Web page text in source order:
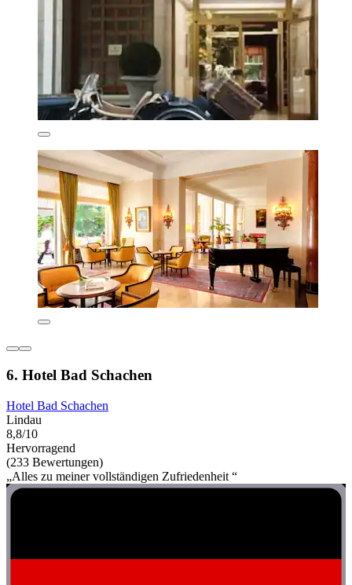
6. Hotel Bad Schachen
Hotel Bad Schachen
Lindau
8,8/10
Hervorragend
(233 Bewertungen)
„Alles zu meiner vollständigen Zufriedenheit “